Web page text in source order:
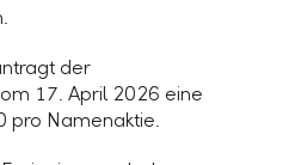
der
17. April 2026 eine
pro Namenaktie.